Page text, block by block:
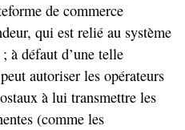
de commerce
qui est relié au système
à défaut d’une telle
autoriser les opérateurs
à lui transmettre les
(comme les